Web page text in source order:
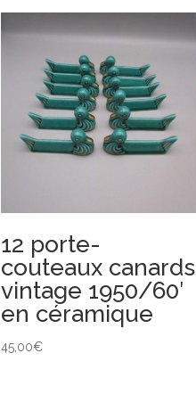
12 porte-
couteaux canards
vintage 1950/60′
en céramique
45,00€